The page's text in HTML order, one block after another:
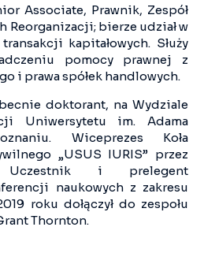
Associate, Prawnik, Zespół
Reorganizacji; bierze udział w
kapitałowych. Służy
pomocy prawnej z
i prawa spółek handlowych.
doktorant, na Wydziale
Uniwersytetu im. Adama
Wiceprezes Koła
„USUS IURIS” przez
i prelegent
naukowych z zakresu
roku dołączył do zespołu
Thornton.